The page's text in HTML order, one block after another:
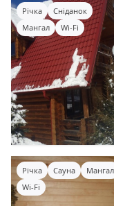
Річка
Сніданок
Мангал
Wi-Fi
Річка Сауна
Мангал
Wi-Fi